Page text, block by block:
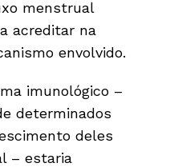
menstrual
acreditar na
envolvido.
imunológico –
determinados
deles
– estaria